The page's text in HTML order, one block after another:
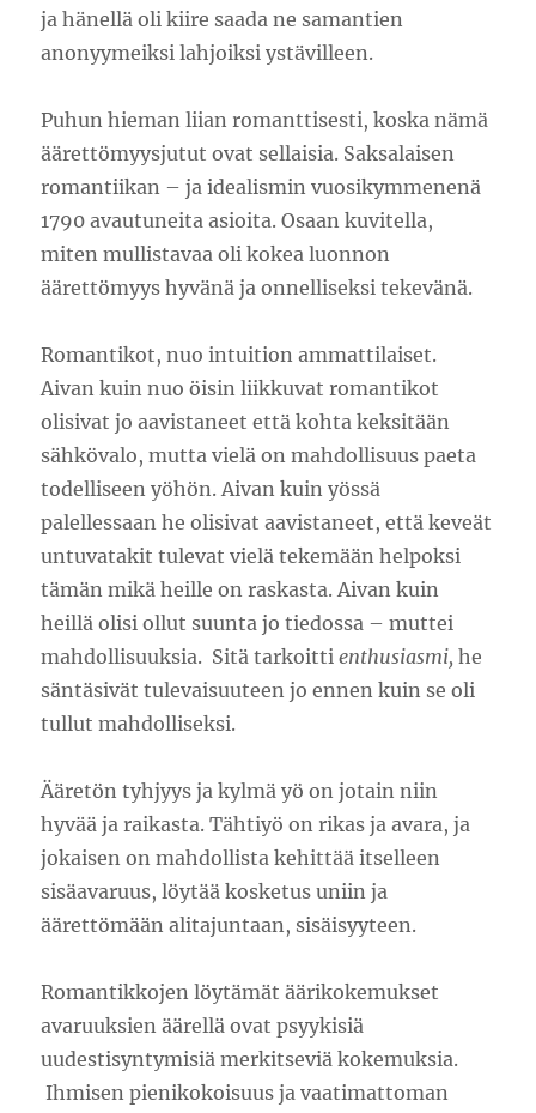
ja hänellä oli kiire saada ne samantien
anonyymeiksi lahjoiksi ystävilleen.
Puhun hieman liian romanttisesti, koska nämä
äärettömyysjutut ovat sellaisia. Saksalaisen
romantiikan – ja idealismin vuosikymmenenä
1790 avautuneita asioita. Osaan kuvitella,
miten mullistavaa oli kokea luonnon
äärettömyys hyvänä ja onnelliseksi tekevänä.
Romantikot, nuo intuition ammattilaiset.
Aivan kuin nuo öisin liikkuvat romantikot
olisivat jo aavistaneet että kohta keksitään
sähkövalo, mutta vielä on mahdollisuus paeta
todelliseen yöhön. Aivan kuin yössä
palellessaan he olisivat aavistaneet, että keveät
untuvatakit tulevat vielä tekemään helpoksi
tämän mikä heille on raskasta. Aivan kuin
heillä olisi ollut suunta jo tiedossa – muttei
mahdollisuuksia. Sitä tarkoittienthusiasmi, he
säntäsivät tulevaisuuteen jo ennen kuin se oli
tullut mahdolliseksi.
Ääretön tyhjyys ja kylmä yö on jotain niin
hyvää ja raikasta. Tähtiyö on rikas ja avara, ja
jokaisen on mahdollista kehittää itselleen
sisäavaruus, löytää kosketus uniin ja
äärettömään alitajuntaan, sisäisyyteen.
Romantikkojen löytämät äärikokemukset
avaruuksien äärellä ovat psyykisiä
uudestisyntymisiä merkitseviä kokemuksia.
Ihmisen pienikokoisuus ja vaatimattoman